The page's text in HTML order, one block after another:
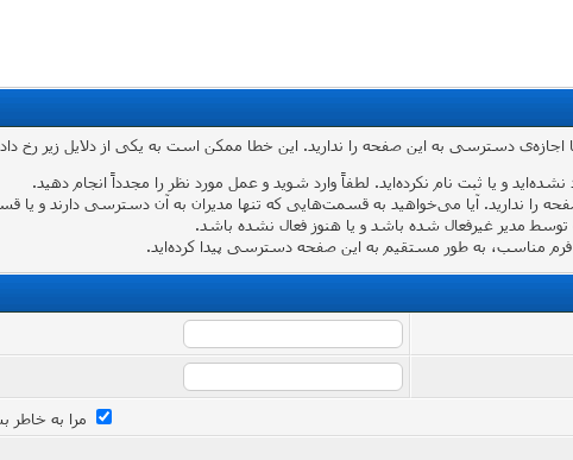
اجازه‌ی دسترسی به این صفحه را ندارید. این خطا ممکن است به یکی از دلایل زیر رخ
و یا ثبت نام نکرده‌اید. لطفاً وارد شوید و عمل مورد نظر را مجدداً انجام دهید.
را ندارید. آیا می‌خواهید به قسمت‌هایی که تنها مدیران به آن دسترسی دارند و یا
مدیر غیرفعال شده باشد و یا هنوز فعال نشده باشد.
فرم مناسب، به طور مستقیم به این صفحه دسترسی پیدا کرده‌اید.
مرا به خاطر